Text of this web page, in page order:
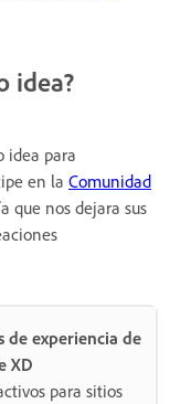
idea?
idea para
en la Comunidad
que nos dejara sus
de experiencia de
XD
para sitios